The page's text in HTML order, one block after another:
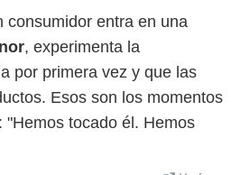
consumidor entra en una
, experimenta la
por primera vez y que las
Esos son los momentos
"Hemos tocado él. Hemos